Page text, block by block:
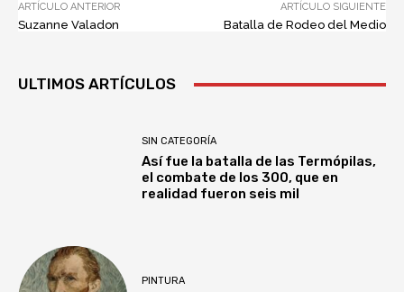
ARTÍCULO ANTERIOR
Suzanne Valadon
ARTÍCULO SIGUIENTE
Batalla de Rodeo del Medio
ULTIMOS ARTÍCULOS
SIN CATEGORÍA
Así fue la batalla de las Termópilas,
el combate de los 300, que en
realidad fueron seis mil
PINTURA